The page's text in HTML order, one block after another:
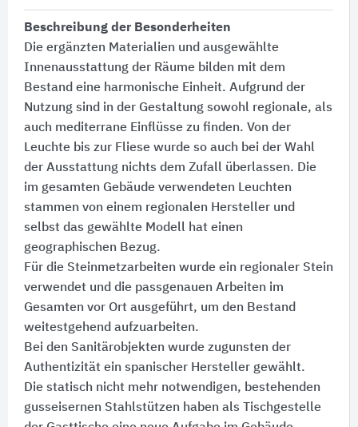
Beschreibung der Besonderheiten
Die ergänzten Materialien und ausgewählte
Innenausstattung der Räume bilden mit dem
Bestand eine harmonische Einheit. Aufgrund der
Nutzung sind in der Gestaltung sowohl regionale, als
auch mediterrane Einflüsse zu finden. Von der
Leuchte bis zur Fliese wurde so auch bei der Wahl
der Ausstattung nichts dem Zufall überlassen. Die
im gesamten Gebäude verwendeten Leuchten
stammen von einem regionalen Hersteller und
selbst das gewählte Modell hat einen
geographischen Bezug.
Für die Steinmetzarbeiten wurde ein regionaler Stein
verwendet und die passgenauen Arbeiten im
Gesamten vor Ort ausgeführt, um den Bestand
weitestgehend aufzuarbeiten.
Bei den Sanitärobjekten wurde zugunsten der
Authentizität ein spanischer Hersteller gewählt.
Die statisch nicht mehr notwendigen, bestehenden
gusseisernen Stahlstützen haben als Tischgestelle